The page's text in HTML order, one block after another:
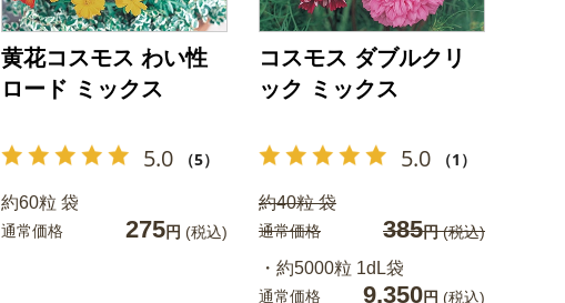
黄花コスモス わい性
ロード ミックス
5.0 （5）
約60粒 袋
通常価格 275円 (税込)
コスモス ダブルクリ
ック ミックス
5.0 （1）
約40粒 袋
通常価格 385円(税込)
・約5000粒 1dL袋
通常価格 9,350円 (税込)